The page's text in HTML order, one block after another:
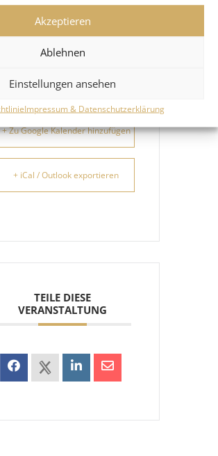
Akzeptieren
Ablehnen
Einstellungen ansehen
Impressum & Datenschutzerklärung
1130 Wien
+ Zu Google Kalender hinzufügen
+ iCal / Outlook exportieren
TEILE DIESE
VERANSTALTUNG